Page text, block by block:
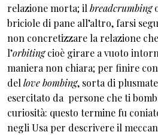
relazione morta; il breadcrumbing
briciole di pane all’altro, farsi
non concretizzare la relazione
l’orbitingcioè girare a vuoto
maniera non chiara; per finire
del love bombing, sorta di
esercitato da persone che ti
curiosità: questo termine fu
negli Usa per descrivere il